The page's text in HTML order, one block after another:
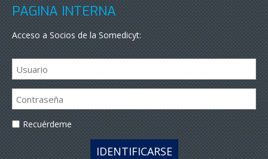
PÁGINA INTERNA
Acceso a Socios de la Somedicyt:
Recuérdeme
IDENTIFICARSE